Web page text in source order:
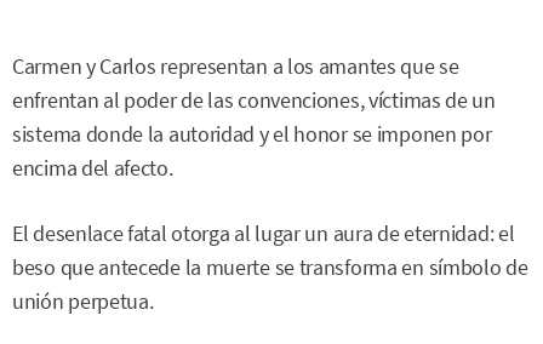
Carmen y Carlos representan a los amantes que se
enfrentan al poder de las convenciones, víctimas de un
sistema donde la autoridad y el honor se imponen por
encima del afecto.
El desenlace fatal otorga al lugar un aura de eternidad: el
beso que antecede la muerte se transforma en símbolo de
unión perpetua.